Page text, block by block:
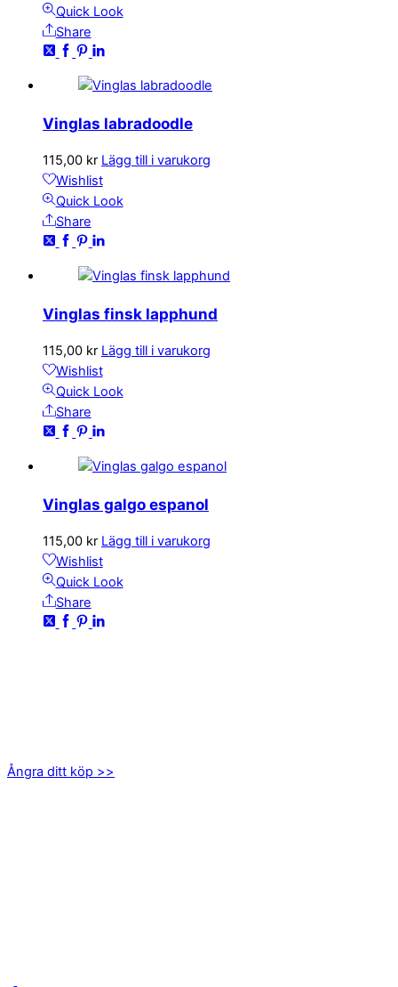
Quick Look
Share
Vinglas labradoodle
115,00 kr Lägg till i varukorg
Wishlist
Quick Look
Share
Vinglas finsk lapphund
115,00 kr Lägg till i varukorg
Wishlist
Quick Look
Share
Vinglas galgo espanol
115,00 kr Lägg till i varukorg
Wishlist
Quick Look
Share
Ångra ditt köp >>